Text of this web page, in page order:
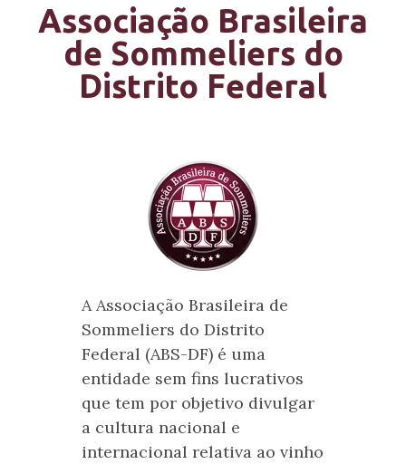
Associação Brasileira
de Sommeliers do
Distrito Federal
A Associação Brasileira de
Sommeliers do Distrito
Federal (ABS-DF) é uma
entidade sem fins lucrativos
que tem por objetivo divulgar
a cultura nacional e
internacional relativa ao vinho